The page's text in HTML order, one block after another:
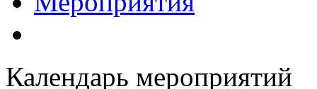
Календарь мероприятий